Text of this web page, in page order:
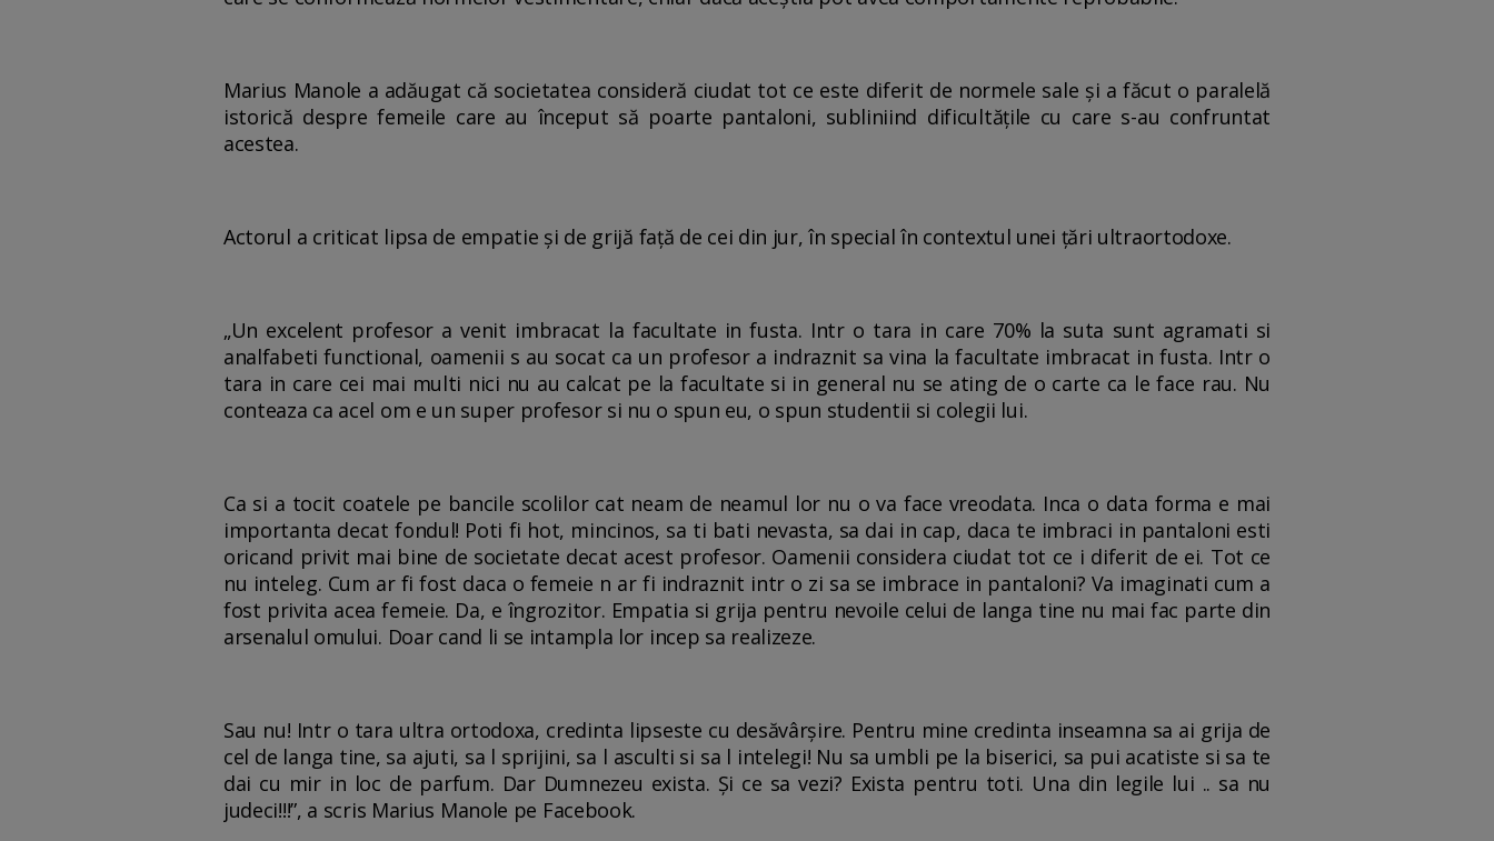
Marius Manole a adăugat că societatea consideră ciudat tot ce este diferit de normele sale și a făcut o paralelă
istorică despre femeile care au început să poarte pantaloni, subliniind dificultățile cu care s-au confruntat
acestea.
Actorul a criticat lipsa de empatie și de grijă față de cei din jur, în special în contextul unei țări ultraortodoxe.
„Un excelent profesor a venit imbracat la facultate in fusta. Intr o tara in care 70% la suta sunt agramati si
analfabeti functional, oamenii s au socat ca un profesor a indraznit sa vina la facultate imbracat in fusta. Intr o
tara in care cei mai multi nici nu au calcat pe la facultate si in general nu se ating de o carte ca le face rau. Nu
conteaza ca acel om e un super profesor si nu o spun eu, o spun studentii si colegii lui.
Ca si a tocit coatele pe bancile scolilor cat neam de neamul lor nu o va face vreodata. Inca o data forma e mai
importanta decat fondul! Poti fi hot, mincinos, sa ti bati nevasta, sa dai in cap, daca te imbraci in pantaloni esti
oricand privit mai bine de societate decat acest profesor. Oamenii considera ciudat tot ce i diferit de ei. Tot ce
nu inteleg. Cum ar fi fost daca o femeie n ar fi indraznit intr o zi sa se imbrace in pantaloni? Va imaginati cum a
fost privita acea femeie. Da, e îngrozitor. Empatia si grija pentru nevoile celui de langa tine nu mai fac parte din
arsenalul omului. Doar cand li se intampla lor incep sa realizeze.
Sau nu! Intr o tara ultra ortodoxa, credinta lipseste cu desăvârșire. Pentru mine credinta inseamna sa ai grija de
cel de langa tine, sa ajuti, sa l sprijini, sa l asculti si sa l intelegi! Nu sa umbli pe la biserici, sa pui acatiste si sa te
dai cu mir in loc de parfum. Dar Dumnezeu exista. Și ce sa vezi? Exista pentru toti. Una din legile lui .. sa nu
judeci!!!”, a scris Marius Manole pe Facebook.